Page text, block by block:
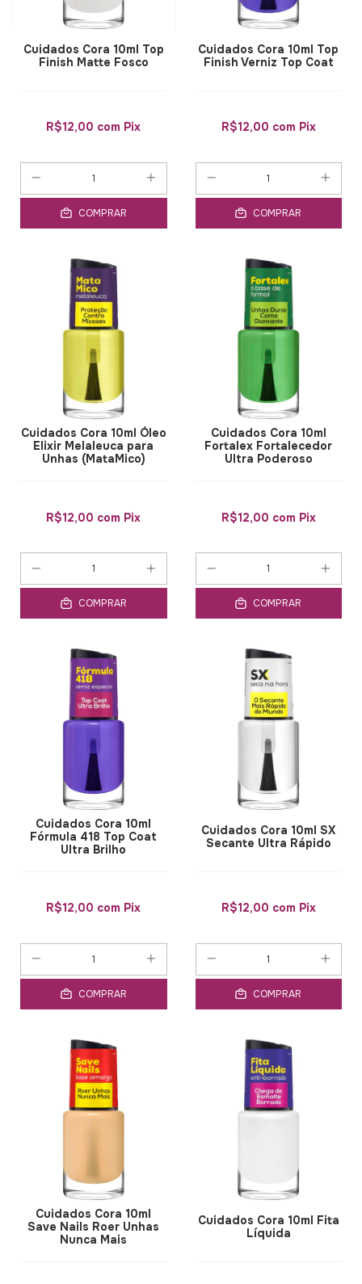
Cuidados Cora 10ml Top
Finish Matte Fosco
R$12,00 com Pix
COMPRAR
Cuidados Cora 10ml Top
Finish Verniz Top Coat
R$12,00 com Pix
COMPRAR
Cuidados Cora 10ml Óleo
Elixir Melaleuca para
Unhas (MataMico)
R$12,00 com Pix
COMPRAR
Cuidados Cora 10ml
Fortalex Fortalecedor
Ultra Poderoso
R$12,00 com Pix
COMPRAR
Cuidados Cora 10ml
Fórmula 418 Top Coat
Ultra Brilho
R$12,00 com Pix
COMPRAR
Cuidados Cora 10ml SX
Secante Ultra Rápido
R$12,00 com Pix
COMPRAR
Cuidados Cora 10ml
Save Nails Roer Unhas
Nunca Mais
Cuidados Cora 10ml Fita
Líquida